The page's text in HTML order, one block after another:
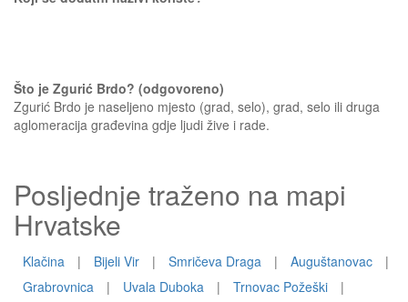
Što je Zgurić Brdo? (odgovoreno)
Zgurić Brdo je naseljeno mjesto (grad, selo), grad, selo ili druga
aglomeracija građevina gdje ljudi žive i rade.
Posljednje traženo na mapi
Hrvatske
Klačina | Bijeli Vir | Smričeva Draga | Auguštanovac
|
Grabrovnica
| Uvala Duboka | Trnovac Požeški
|